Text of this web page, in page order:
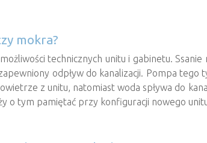
mokra?
technicznych unitu i gabinetu.
odpływ do kanalizacji. Pompa
z unitu, natomiast woda spływa do
o tym pamiętać przy konfiguracji nowego